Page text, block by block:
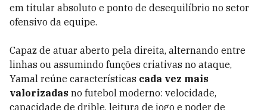
em titular absoluto e ponto de desequilíbrio no setor
ofensivo da equipe.
Capaz de atuar aberto pela direita, alternando entre
linhas ou assumindo funções criativas no ataque,
Yamal reúne características cada vez mais
valorizadas no futebol moderno: velocidade,
capacidade de drible, leitura de jogo e poder de